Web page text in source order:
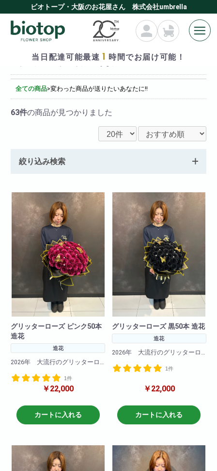
ビオトープ・大阪のお花屋さん 株式会社umbrella
当日配達可能最速 1 時間でお届け可能！
変わった商品が送りたいあなたに!!
全ての商品>変わった商品が送りたいあなたに!!
63件の商品が見つかりました
絞り込み検索
グリッターローズ ピンク50本
造花
造花
2026年 大流行のグリッターロ
キラキラと光るバラの造花でで
きたブーケです。
今Instagramやtiktokで大バズリ中
のこの商品
記念日や誕生日卒業式にも大切
赤バラの花言葉：「愛情」・
「情熱」・「熱烈な恋」
バラ50本の花言葉：「恒久」
1件
￥22,000
カートに入れる
グリッターローズ 黒50本 造花
造花
2026年 大流行のグリッターロ
キラキラと光るバラの造花でで
のこの商品
記念日や誕生日卒業式にも大切
な方へのプレゼントに最適！
「情熱」・「熱烈な恋」
バラ50本の花言葉：「恒久」
1件
￥22,000
カートに入れる